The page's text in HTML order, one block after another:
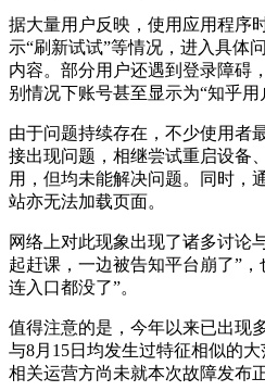
据大量用户反映，使用应用程序
示“刷新试试”等情况，进入具体
内容。部分用户还遇到登录障碍
别情况下账号甚至显示为“知乎用
由于问题持续存在，不少使用者
接出现问题，相继尝试重启设备
用，但均未能解决问题。同时，
站亦无法加载页面。
网络上对此现象出现了诸多讨论
起赶课，一边被告知平台崩了”
连入口都没了”。
值得注意的是，今年以来已出现
与8月15日均发生过特征相似的
相关运营方尚未就本次故障发布